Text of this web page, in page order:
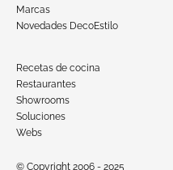
Marcas
Novedades DecoEstilo
Recetas de cocina
Restaurantes
Showrooms
Soluciones
Webs
© Copyright 2006 - 2025